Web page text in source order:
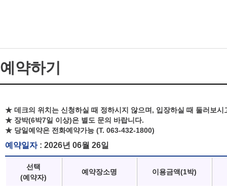
예약하기
★ 데크의 위치는 신청하실 때 정하시지 않으며, 입장하실 때 둘러보시
★ 장박(6박7일 이상)은 별도 문의 바랍니다.
★ 당일예약은 전화예약가능 (T. 063-432-1800)
예약일자: 2026년 06월 26일
선택
(예약자)
예약장소명 이용금액(1박)